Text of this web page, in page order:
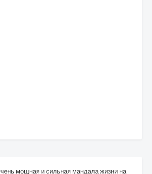
мощная и сильная мандала жизни на